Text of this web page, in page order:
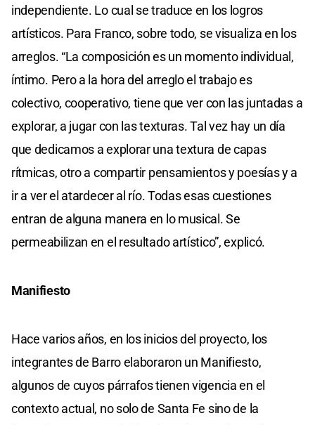
independiente. Lo cual se traduce en los logros
artísticos. Para Franco, sobre todo, se visualiza en los
arreglos. “La composición es un momento individual,
íntimo. Pero a la hora del arreglo el trabajo es
colectivo, cooperativo, tiene que ver con las juntadas a
explorar, a jugar con las texturas. Tal vez hay un día
que dedicamos a explorar una textura de capas
rítmicas, otro a compartir pensamientos y poesías y a
ir a ver el atardecer al río. Todas esas cuestiones
entran de alguna manera en lo musical. Se
permeabilizan en el resultado artístico”, explicó.
Manifiesto
Hace varios años, en los inicios del proyecto, los
integrantes de Barro elaboraron un Manifiesto,
algunos de cuyos párrafos tienen vigencia en el
contexto actual, no solo de Santa Fe sino de la